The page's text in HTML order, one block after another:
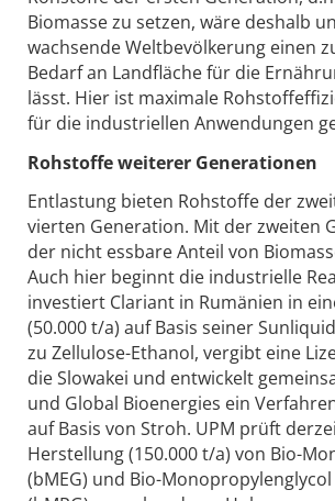
Biomasse zu setzen, wäre deshalb
wachsende Weltbevölkerung einen
Bedarf an Landfläche für die
lässt. Hier ist maximale
für die industriellen Anwendungen
Rohstoffe weiterer Generationen
Entlastung bieten Rohstoffe der
vierten Generation. Mit der zweiten
der nicht essbare Anteil von
Auch hier beginnt die industrielle
investiert Clariant in Rumänien in
(50.000 t/a) auf Basis seiner
zu Zellulose-Ethanol, vergibt eine
die Slowakei und entwickelt
und Global Bioenergies ein
auf Basis von Stroh. UPM prüft
Herstellung (150.000 t/a) von Bio-
(bMEG) und Bio-Monopropylenglycol